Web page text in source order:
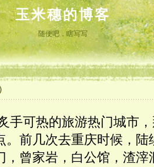
玉米穗的博客
随便吧，瞎写写
手可热的旅游热门城市
。前几次去重庆时候，陆
，曾家岩，白公馆，渣滓